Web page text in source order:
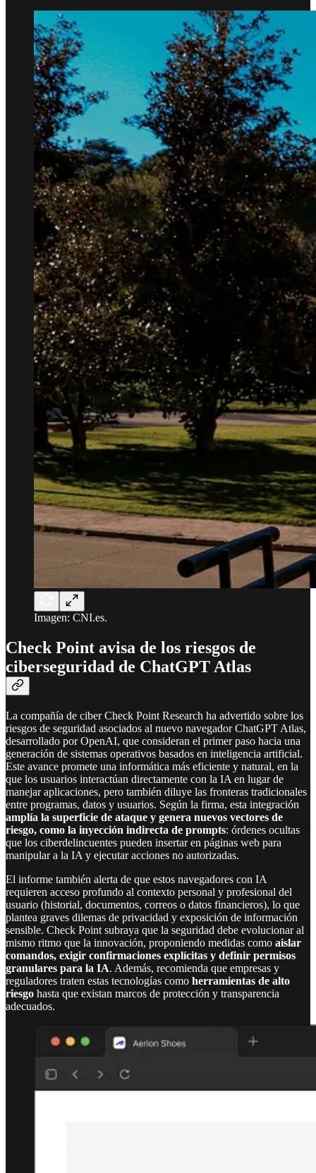
Imagen: CNI.es.
Check Point avisa de los riesgos de
ciberseguridad de ChatGPT Atlas
La compañía de ciber Check Point Research ha advertido sobre los
riesgos de seguridad asociados al nuevo navegador ChatGPT Atlas,
desarrollado por OpenAI, que consideran el primer paso hacia una
generación de sistemas operativos basados en inteligencia artificial.
Este avance promete una informática más eficiente y natural, en la
que los usuarios interactúan directamente con la IA en lugar de
manejar aplicaciones, pero también diluye las fronteras tradicionales
entre programas, datos y usuarios. Según la firma, esta integración
amplía la superficie de ataque y genera nuevos vectores de
riesgo, como la inyección indirecta de prompts: órdenes ocultas
que los ciberdelincuentes pueden insertar en páginas web para
manipular a la IA y ejecutar acciones no autorizadas.
El informe también alerta de que estos navegadores con IA
requieren acceso profundo al contexto personal y profesional del
usuario (historial, documentos, correos o datos financieros), lo que
plantea graves dilemas de privacidad y exposición de información
sensible. Check Point subraya que la seguridad debe evolucionar al
mismo ritmo que la innovación, proponiendo medidas como aislar
comandos, exigir confirmaciones explícitas y definir permisos
granulares para la IA. Además, recomienda que empresas y
reguladores traten estas tecnologías como herramientas de alto
riesgo hasta que existan marcos de protección y transparencia
adecuados.